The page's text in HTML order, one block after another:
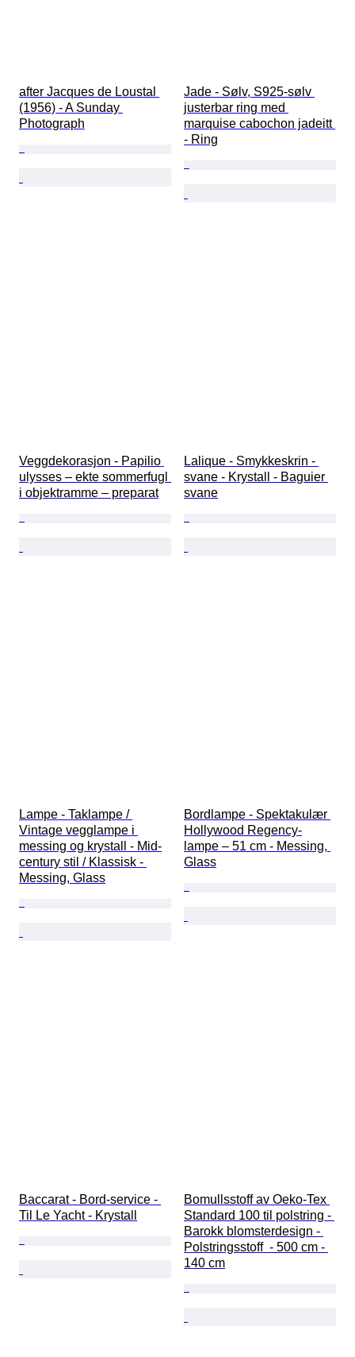
after Jacques de Loustal
(1956) - A Sunday
Photograph
Jade - Sølv, S925-sølv
justerbar ring med
marquise cabochon jadeitt
- Ring
Veggdekorasjon - Papilio
ulysses – ekte sommerfugl
i objektramme – preparat
Lalique - Smykkeskrin -
svane - Krystall - Baguier
svane
Lampe - Taklampe /
Vintage vegglampe i
messing og krystall - Mid-
century stil / Klassisk -
Messing, Glass
Bordlampe - Spektakulær
Hollywood Regency-
lampe – 51 cm - Messing,
Glass
Baccarat - Bord-service -
Til Le Yacht - Krystall
Bomullsstoff av Oeko-Tex
Standard 100 til polstring -
Barokk blomsterdesign -
Polstringsstoff  - 500 cm -
140 cm